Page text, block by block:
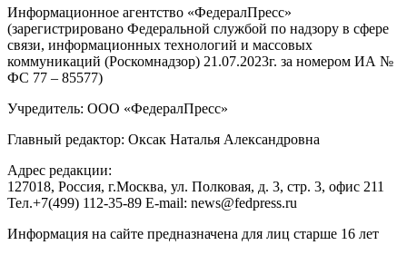
Информационное агентство «ФедералПресс»
(зарегистрировано Федеральной службой по надзору в сфере
связи, информационных технологий и массовых
коммуникаций (Роскомнадзор) 21.07.2023г. за номером ИА №
ФС 77 – 85577)
Учредитель: ООО «ФедералПресс»
Главный редактор: Оксак Наталья Александровна
Адрес редакции:
127018, Россия, г.Москва, ул. Полковая, д. 3, стр. 3, офис 211
Тел.+7(499) 112-35-89 E-mail: news@fedpress.ru
Информация на сайте предназначена для лиц старше 16 лет